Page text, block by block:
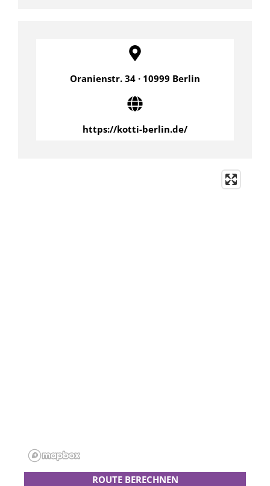
Oranienstr. 34 · 10999 Berlin
https://kotti-berlin.de/
ROUTE BERECHNEN